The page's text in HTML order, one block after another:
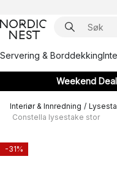
Servering & Borddekking
Weekend
Interiør & Innredning /
Constella lysestake stor
-31%